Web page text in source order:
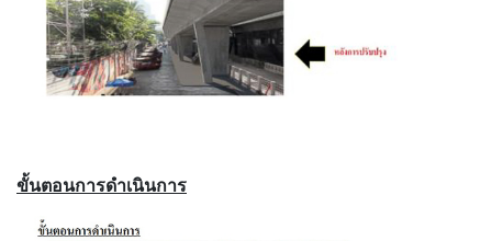
ขั้นตอนการดำเนินการ